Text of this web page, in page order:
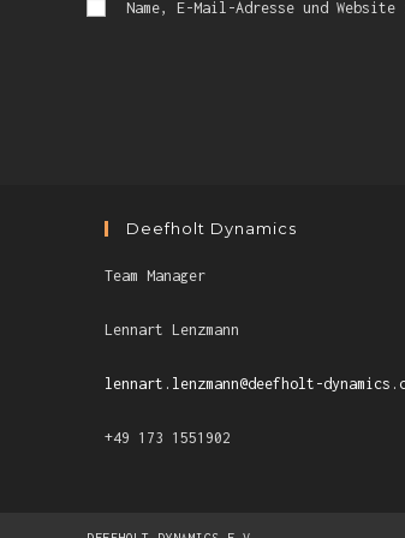
Name, E-Mail-Adresse und
Deefholt Dynamics
Team Manager
Lennart Lenzmann
lennart.lenzmann@deefholt-
+49 173 1551902